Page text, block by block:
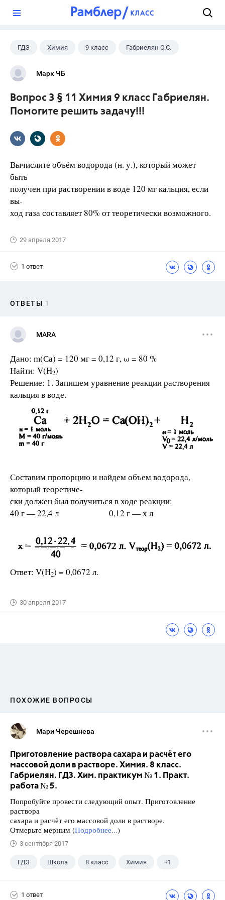
ГДЗ Химия 9 класс Габриелян О.С.
Марк ЧБ
Вопрос 3 § 11 Химия 9 класс Габриелян.
Помогите решить задачу!!!
Вычислите объём водорода (н. у.), который может
быть
получен при растворении в воде 120 мг кальция, если
вы-
ход газа составляет 80% от теоретически возможного.
29 апреля 2017
1 ответ
ОТВЕТЫ 1
MARA
Дано: m(Са) = 120 мг = 0,12 г, ω = 80 %
Найти: V(H2)
Решение: 1. Запишем уравнение реакции растворения
кальция в воде.
Составим пропорцию и найдем объем водорода,
который теоретиче-
ски должен был получиться в ходе реакции:
40 г — 22,4 л 0,12 г — х л
Ответ: V(H2) = 0,0672 л.
30 апреля 2017
ПОХОЖИЕ ВОПРОСЫ
Мари Черешнева
Приготовление раствора сахара и расчёт его
массовой доли в растворе. Химия. 8 класс.
Габриелян. ГДЗ. Хим. практикум № 1. Практ.
работа № 5.
Попробуйте провести следующий опыт. Приготовление
раствора
сахара и расчёт его массовой доли в растворе.
Отмерьте мерным (Подробнее...)
3 сентября 2017
ГДЗ Школа 8 класс Химия +1
1 ответ